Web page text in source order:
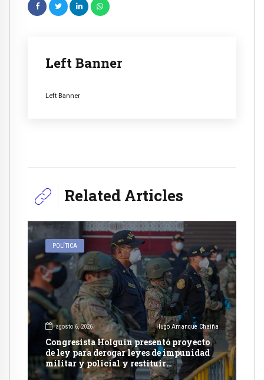
Left Banner
Left Banner
Related Articles
POLÍTICA
agosto 6, 2026 Hugo Amanque Chaiña
Congresista Holguín presentó proyecto
de ley para derogar leyes de impunidad
militar y policial y restituir
competencia de justicia ordinaria